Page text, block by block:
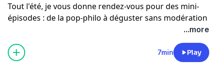
🙏 Pour me soutenir, vous pouvezfaire un don,
ponctuel ou régulier,sur cette page
⭐Si vous aimez l'épisode, n'oubliez pas de vous abonner,
Tout l'été, je vous donne rendez-vous pour des mini-
épisodes : de la pop-philo à déguster sans modération
Le Phil d'Actu, c'est
le podcast engagé qui met la
...more
7min Play